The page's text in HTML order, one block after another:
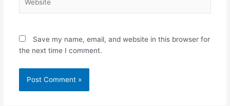
Save my name, email, and website in this browser for
the next time I comment.